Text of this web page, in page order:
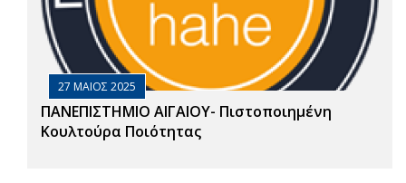
27 ΜΑΙΟΣ 2025
ΠΑΝΕΠΙΣΤΗΜΙΟ ΑΙΓΑΙΟΥ- Πιστοποιημένη
Κουλτούρα Ποιότητας